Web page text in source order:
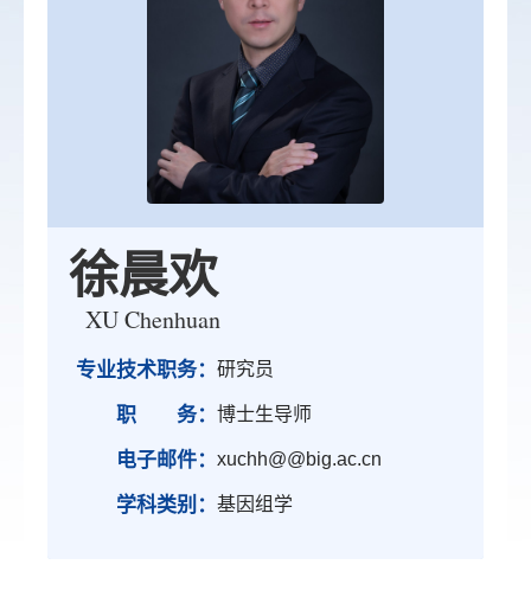
徐晨欢
XU Chenhuan
专业技术职务： 研究员
职 务： 博士生导师
电子邮件： xuchh@@big.ac.cn
学科类别： 基因组学